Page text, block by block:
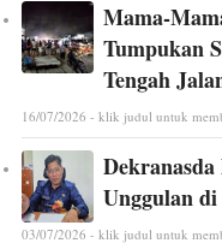
Mama-
Tumpukan
Tengah
16/07/2026 - klik judul untuk
Unggulan
03/07/2026 - klik judul untuk